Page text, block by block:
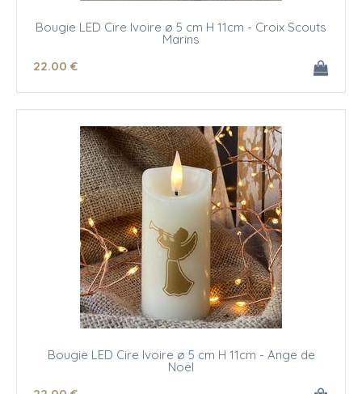
Bougie LED Cire Ivoire ø 5 cm H 11cm - Croix Scouts
Marins
22.00 €
Bougie LED Cire Ivoire ø 5 cm H 11cm - Ange de
Noël